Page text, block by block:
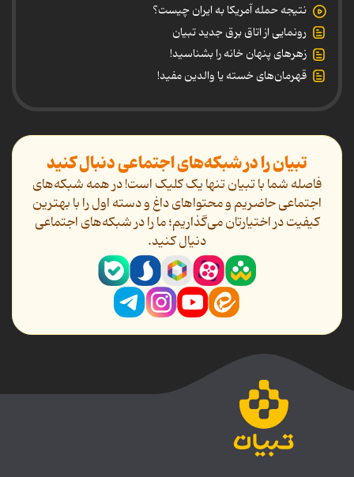
نتیجه حمله آمریکا به ایران چیست؟
رونمایی از اتاق برق جدید تبیان
زهرهای پنهان خانه را بشناسید!
قهرمان‌های خسته یا والدین مفید!
تبیان را در شبکه‌های اجتماعی دنبال کنید
فاصله شما با تبیان تنها یک کلیک است! در همه شبکه‌های
اجتماعی حاضریم و محتواهای داغ و دسته اول را با بهترین
کیفیت در اختیارتان می‌گذاریم؛ ما را در شبکه‌های اجتماعی
دنیال کنید.